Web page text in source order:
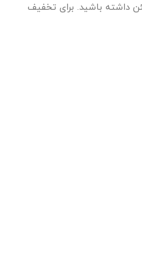
داشته باشید. برای تخفیف